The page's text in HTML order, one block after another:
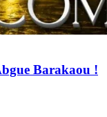
Barakaou !